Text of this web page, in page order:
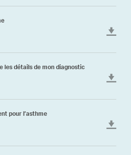
les détails de mon diagnostic
pour l’asthme